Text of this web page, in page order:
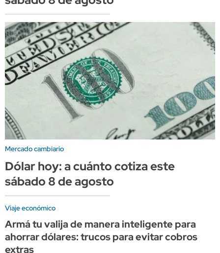
Mercado cambiario
Dólar hoy: a cuánto cotiza este
sábado 8 de agosto
Viaje económico
Armá tu valija de manera inteligente para
ahorrar dólares: trucos para evitar cobros
extras